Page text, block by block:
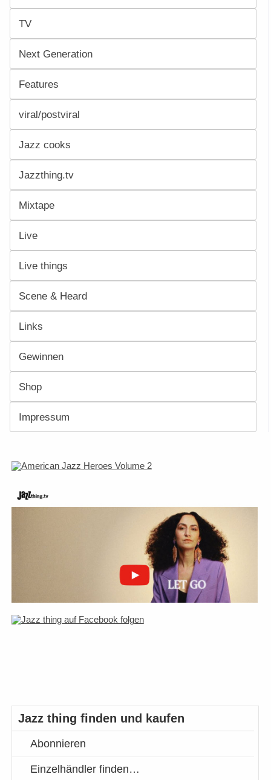
TV
Next Generation
Features
viral/postviral
Jazz cooks
Jazzthing.tv
Mixtape
Live
Live things
Scene & Heard
Links
Gewinnen
Shop
Impressum
Jazz thing finden und kaufen
Abonnieren
Einzelhändler finden…